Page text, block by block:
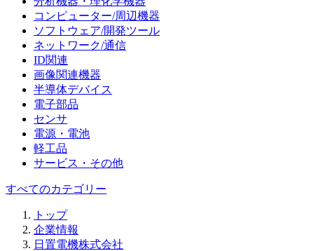
コンピューター/周辺機器
ソフトウェア/開発ツール
ネットワーク/通信
ID関連
画像関連機器
半導体デバイス
電子部品
センサ
電源・電池
軽工品
サービス・その他
すべてのカテゴリー
トップ
企業情報
日置電機株式会社